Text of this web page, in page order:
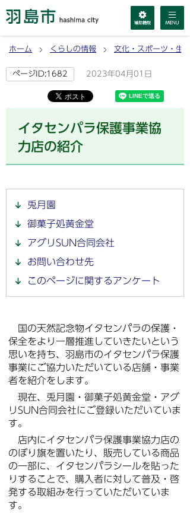
ホーム くらしの情報 文化・スポーツ・生涯
ページID:1682 2023年04月01日
イタセンパラ保護事業協
力店の紹介
兎月園
御菓子処黄金堂
アグリSUN合同会社
お問い合わせ先
このページに関するアンケート
国の天然記念物イタセンパラの保護・
保全をより一層推進していきたいという
思いを持ち、羽島市のイタセンパラ保護
事業にご協力いただいている店舗・事業
者を紹介をします。
現在、兎月園・御菓子処黄金堂・アグ
リSUN合同会社にご登録いただいていま
す。
店内にイタセンパラ保護事業協力店の
のぼり旗を置いたり、販売している商品
の一部に、イタセンパラシールを貼った
りすることで、購入者に対して普及・啓
発する取組みを行っていただいていま
す。